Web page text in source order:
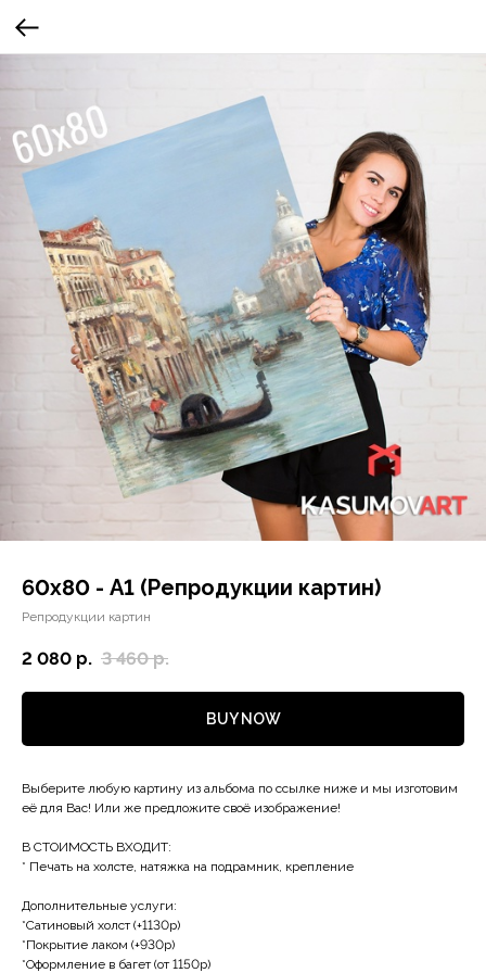
60х80 - А1 (Репродукции картин)
Репродукции картин
2 080 р. 3 460 р.
BUY NOW
Выберите любую картину из альбома по ссылке ниже и мы изготовим
её для Вас! Или же предложите своё изображение!
В СТОИМОСТЬ ВХОДИТ:
* Печать на холсте, натяжка на подрамник, крепление
Дополнительные услуги:
*Сатиновый холст (+1130р)
*Покрытие лаком (+930р)
*Оформление в багет (от 1150р)